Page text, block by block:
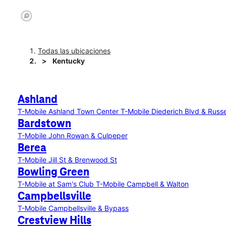
Todas las ubicaciones
Kentucky
Ashland
T-Mobile Ashland Town Center T-Mobile Diederich Blvd &
Bardstown
T-Mobile John Rowan & Culpeper
Berea
T-Mobile Jill St & Brenwood St
Bowling Green
T-Mobile at Sam's Club T-Mobile Campbell & Walton
Campbellsville
T-Mobile Campbellsville & Bypass
Crestview Hills